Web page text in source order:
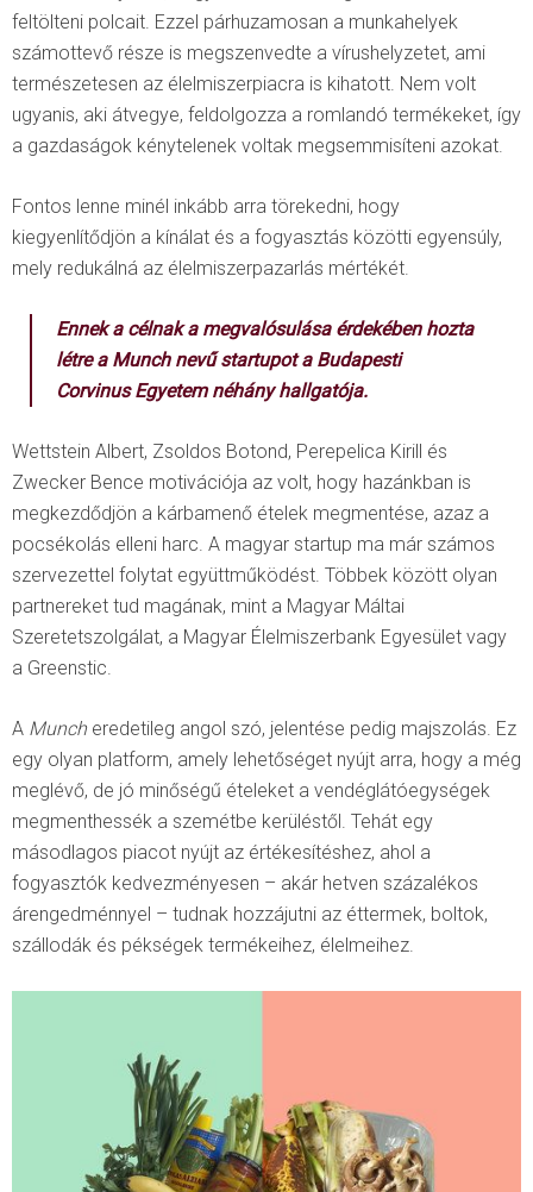
feltölteni polcait. Ezzel párhuzamosan a munkahelyek
számottevő része is megszenvedte a vírushelyzetet, ami
természetesen az élelmiszerpiacra is kihatott. Nem volt
ugyanis, aki átvegye, feldolgozza a romlandó termékeket, így
a gazdaságok kénytelenek voltak megsemmisíteni azokat.
Fontos lenne minél inkább arra törekedni, hogy
kiegyenlítődjön a kínálat és a fogyasztás közötti egyensúly,
mely redukálná az élelmiszerpazarlás mértékét.
Ennek a célnak a megvalósulása érdekében hozta
létre a Munch nevű startupot a Budapesti
Corvinus Egyetem néhány hallgatója.
Wettstein Albert, Zsoldos Botond, Perepelica Kirill és
Zwecker Bence motivációja az volt, hogy hazánkban is
megkezdődjön a kárbamenő ételek megmentése, azaz a
pocsékolás elleni harc. A magyar startup ma már számos
szervezettel folytat együttműködést. Többek között olyan
partnereket tud magának, mint a Magyar Máltai
Szeretetszolgálat, a Magyar Élelmiszerbank Egyesület vagy
a Greenstic.
A Muncheredetileg angol szó, jelentése pedig majszolás. Ez
egy olyan platform, amely lehetőséget nyújt arra, hogy a még
meglévő, de jó minőségű ételeket a vendéglátóegységek
megmenthessék a szemétbe kerüléstől. Tehát egy
másodlagos piacot nyújt az értékesítéshez, ahol a
fogyasztók kedvezményesen – akár hetven százalékos
árengedménnyel – tudnak hozzájutni az éttermek, boltok,
szállodák és pékségek termékeihez, élelmeihez.